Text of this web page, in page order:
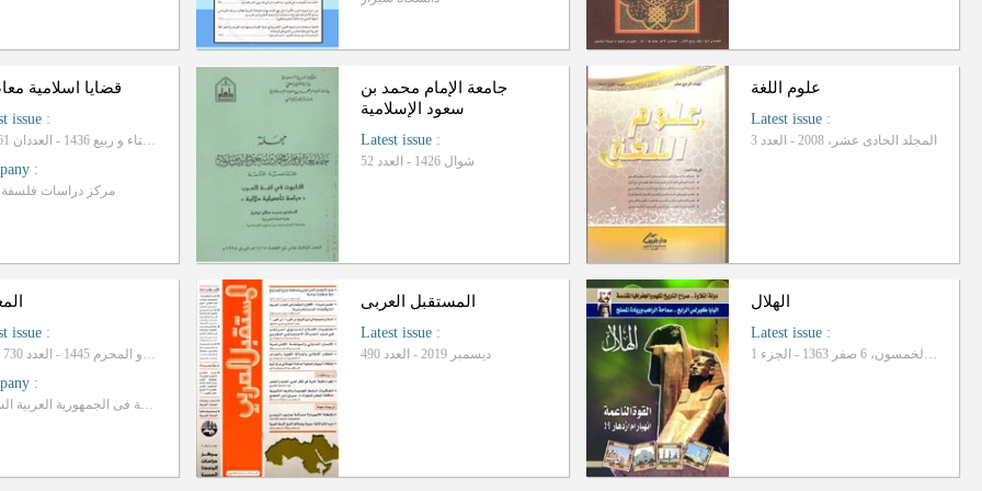
قضایا اسلامیة
issue :
السنة التاسعة عشرة، شتاء و ربیع 1436 - العددان 61 و 62
:
مرکز دراسات فلسفة
جامعة الإمام محمد بن
سعود الإسلامیة
Latest issue :
شوال 1426 - العدد 52
علوم اللغة
Latest issue :
المجلد الحادی عشر، 2008 - العدد 3
issue :
ذوالحجة و المحرم 1445 - العدد 730 و 731
:
وزارة الثقافیة فی الجمهوریة العربیة السوریة
المستقبل العربی
Latest issue :
دیسمبر 2019 - العدد 490
الهلال
Latest issue :
السنة الثانیة و الخمسون، 6 صفر 1363 - الجزء 1